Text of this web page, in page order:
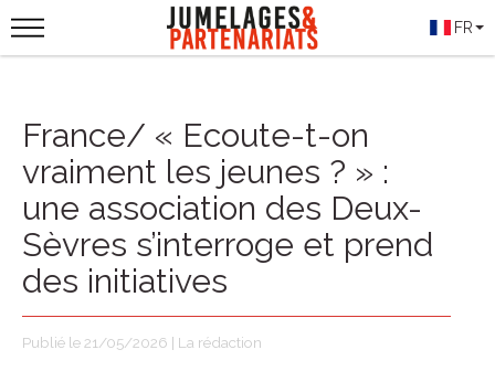
FR
France/ « Ecoute-t-on
vraiment les jeunes ? » :
une association des Deux-
Sèvres s’interroge et prend
des initiatives
Publié le 21/05/2026 | La rédaction